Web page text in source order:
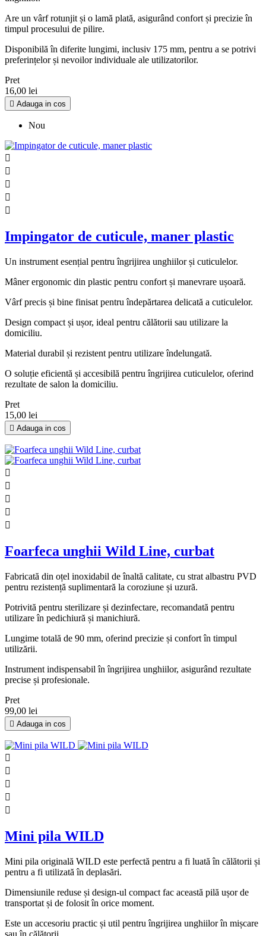
Are un vârf rotunjit și o lamă plată, asigurând confort și precizie în
timpul procesului de pilire.
Disponibilă în diferite lungimi, inclusiv 175 mm, pentru a se potrivi
preferințelor și nevoilor individuale ale utilizatorilor.
Pret
16,00 lei
 Adauga in cos
Nou





Impingator de cuticule, maner plastic
Un instrument esențial pentru îngrijirea unghiilor și cuticulelor.
Mâner ergonomic din plastic pentru confort și manevrare ușoară.
Vârf precis și bine finisat pentru îndepărtarea delicată a cuticulelor.
Design compact și ușor, ideal pentru călătorii sau utilizare la
domiciliu.
Material durabil și rezistent pentru utilizare îndelungată.
O soluție eficientă și accesibilă pentru îngrijirea cuticulelor, oferind
rezultate de salon la domiciliu.
Pret
15,00 lei
 Adauga in cos





Foarfeca unghii Wild Line, curbat
Fabricată din oțel inoxidabil de înaltă calitate, cu strat albastru PVD
pentru rezistență suplimentară la coroziune și uzură.
Potrivită pentru sterilizare și dezinfectare, recomandată pentru
utilizare în pedichiură și manichiură.
Lungime totală de 90 mm, oferind precizie și confort în timpul
utilizării.
Instrument indispensabil în îngrijirea unghiilor, asigurând rezultate
precise și profesionale.
Pret
99,00 lei
 Adauga in cos





Mini pila WILD
Mini pila originală WILD este perfectă pentru a fi luată în călătorii și
pentru a fi utilizată în deplasări.
Dimensiunile reduse și design-ul compact fac această pilă ușor de
transportat și de folosit în orice moment.
Este un accesoriu practic și util pentru îngrijirea unghiilor în mișcare
sau în călătorii.